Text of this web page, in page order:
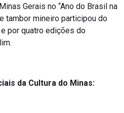
Gerais no “Ano do Brasil na
tambor mineiro participou do
por quatro edições do
da Cultura do Minas: